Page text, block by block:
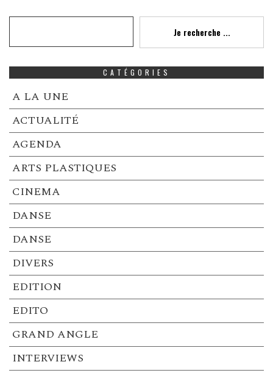
Je recherche ...
CATÉGORIES
A LA UNE
ACTUALITÉ
AGENDA
ARTS PLASTIQUES
CINEMA
DANSE
DANSE
DIVERS
EDITION
EDITO
GRAND ANGLE
INTERVIEWS